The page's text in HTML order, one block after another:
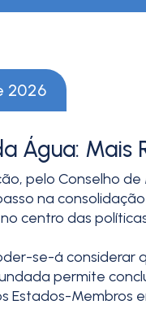
2026
Água: Mais
pelo Conselho
na
centro das
se-á considerar
permite
Estados-